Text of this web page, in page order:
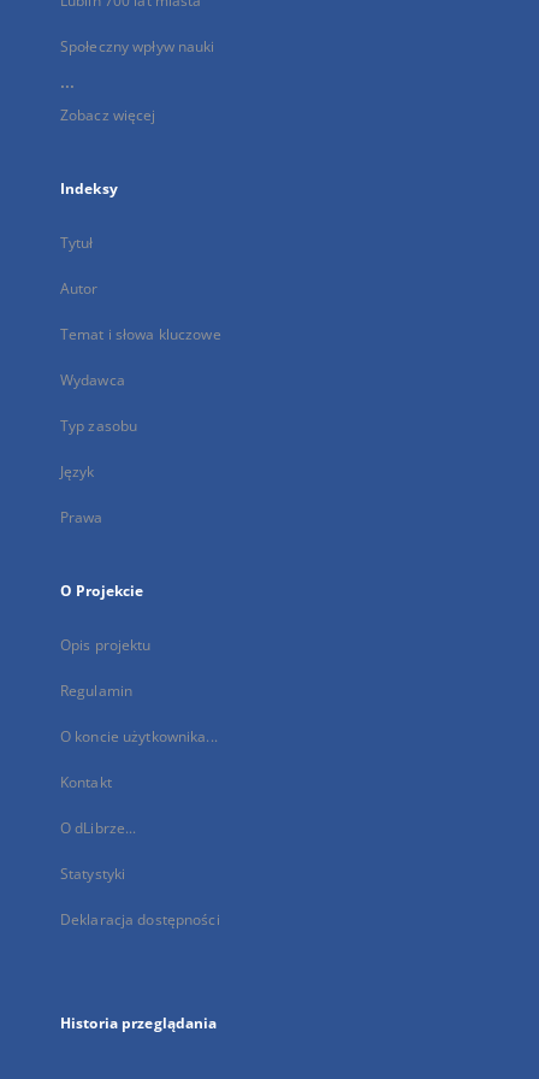
Społeczny wpływ nauki
...
Zobacz więcej
Indeksy
Tytuł
Autor
Temat i słowa kluczowe
Wydawca
Typ zasobu
Język
Prawa
O Projekcie
Opis projektu
Regulamin
O koncie użytkownika...
Kontakt
O dLibrze...
Statystyki
Deklaracja dostępności
Historia przeglądania